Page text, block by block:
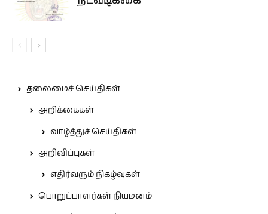
தலைமைச் செய்திகள்
அறிக்கைகள்
வாழ்த்துச் செய்திகள்
அறிவிப்புகள்
எதிர்வரும் நிகழ்வுகள்
பொறுப்பாளர்கள் நியமனம்